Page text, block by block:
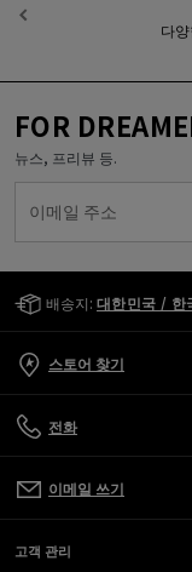
다
이전
FOR
뉴스, 프리뷰 등.
이메일 주소
배송지: 대한민
스토어 찾기
전화
이메일 쓰기
고객 관리